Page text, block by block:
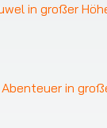
in großer
in